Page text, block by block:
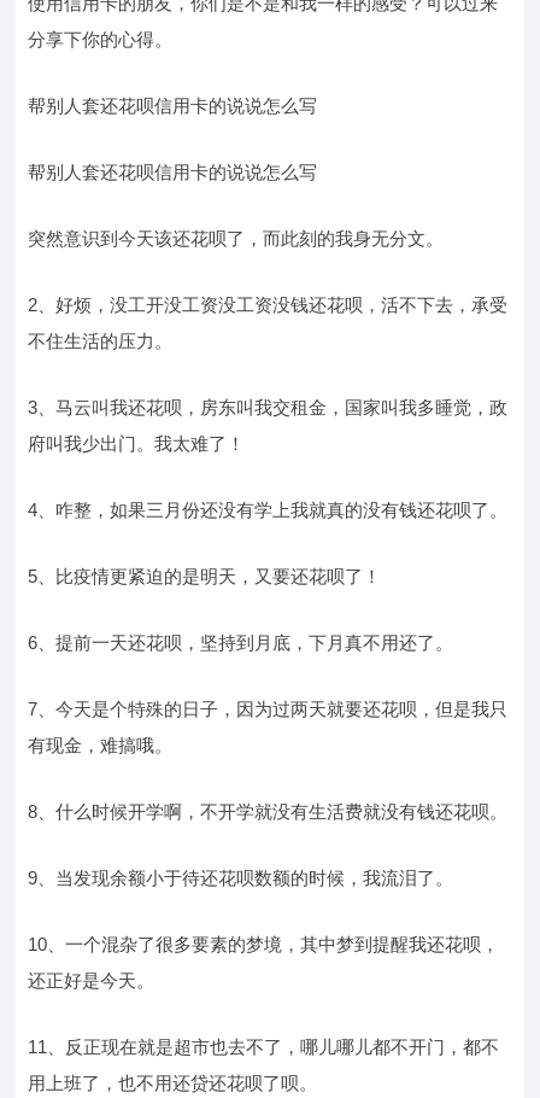
分享下你的心得。
帮别人套还花呗信用卡的说说怎么写
帮别人套还花呗信用卡的说说怎么写
突然意识到今天该还花呗了，而此刻的我身无分文。
2、好烦，没工开没工资没工资没钱还花呗，活不下去，承受
不住生活的压力。
3、马云叫我还花呗，房东叫我交租金，国家叫我多睡觉，政
府叫我少出门。我太难了！
4、咋整，如果三月份还没有学上我就真的没有钱还花呗了。
5、比疫情更紧迫的是明天，又要还花呗了！
6、提前一天还花呗，坚持到月底，下月真不用还了。
7、今天是个特殊的日子，因为过两天就要还花呗，但是我只
有现金，难搞哦。
8、什么时候开学啊，不开学就没有生活费就没有钱还花呗。
9、当发现余额小于待还花呗数额的时候，我流泪了。
10、一个混杂了很多要素的梦境，其中梦到提醒我还花呗，
还正好是今天。
11、反正现在就是超市也去不了，哪儿哪儿都不开门，都不
用上班了，也不用还贷还花呗了呗。